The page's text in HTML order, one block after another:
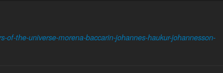
the-universe-morena-baccarin-johannes-haukur-johannesson-